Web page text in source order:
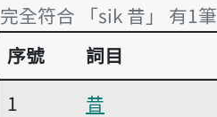
完全符合 「sik 昔」 有1筆
完全符合 「sik 昔」 有1筆
序號 詞目
1
昔